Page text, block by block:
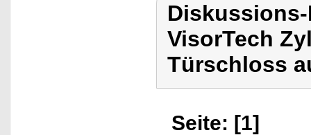
VisorTech
Türschloss
Seite: [1]